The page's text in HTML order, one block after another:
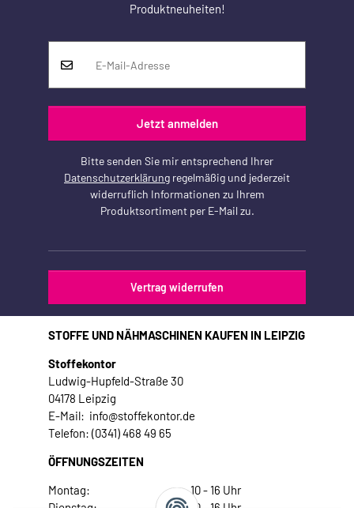
Produktneuheiten!
Jetzt anmelden
Bitte senden Sie mir entsprechend Ihrer
Datenschutzerklärung regelmäßig und jederzeit
widerruflich Informationen zu Ihrem
Produktsortiment per E-Mail zu.
Vertrag widerrufen
STOFFE UND NÄHMASCHINEN KAUFEN IN LEIPZIG
Stoffekontor
Ludwig-Hupfeld-Straße 30
04178 Leipzig
E-Mail: info@stoffekontor.de
Telefon: (0341) 468 49 65
ÖFFNUNGSZEITEN
Montag:
10 - 16 Uhr